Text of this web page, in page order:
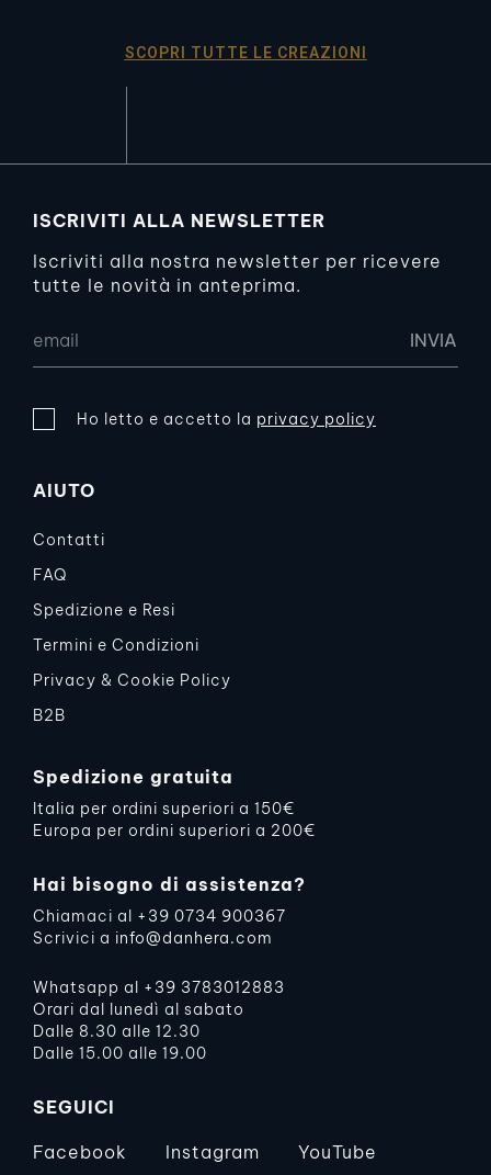
SCOPRI TUTTE LE CREAZIONI
ISCRIVITI ALLA NEWSLETTER
Iscriviti alla nostra newsletter per ricevere
tutte le novità in anteprima.
Ho letto e accetto la privacy policy
AIUTO
Contatti
FAQ
Spedizione e Resi
Termini e Condizioni
Privacy & Cookie Policy
B2B
Spedizione gratuita
Italia per ordini superiori a 150€
Europa per ordini superiori a 200€
Hai bisogno di assistenza?
Chiamaci al +39 0734 900367
Scrivici a info@danhera.com
Whatsapp al +39 3783012883
Orari dal lunedì al sabato
Dalle 8.30 alle 12.30
Dalle 15.00 alle 19.00
SEGUICI
Facebook Instagram YouTube